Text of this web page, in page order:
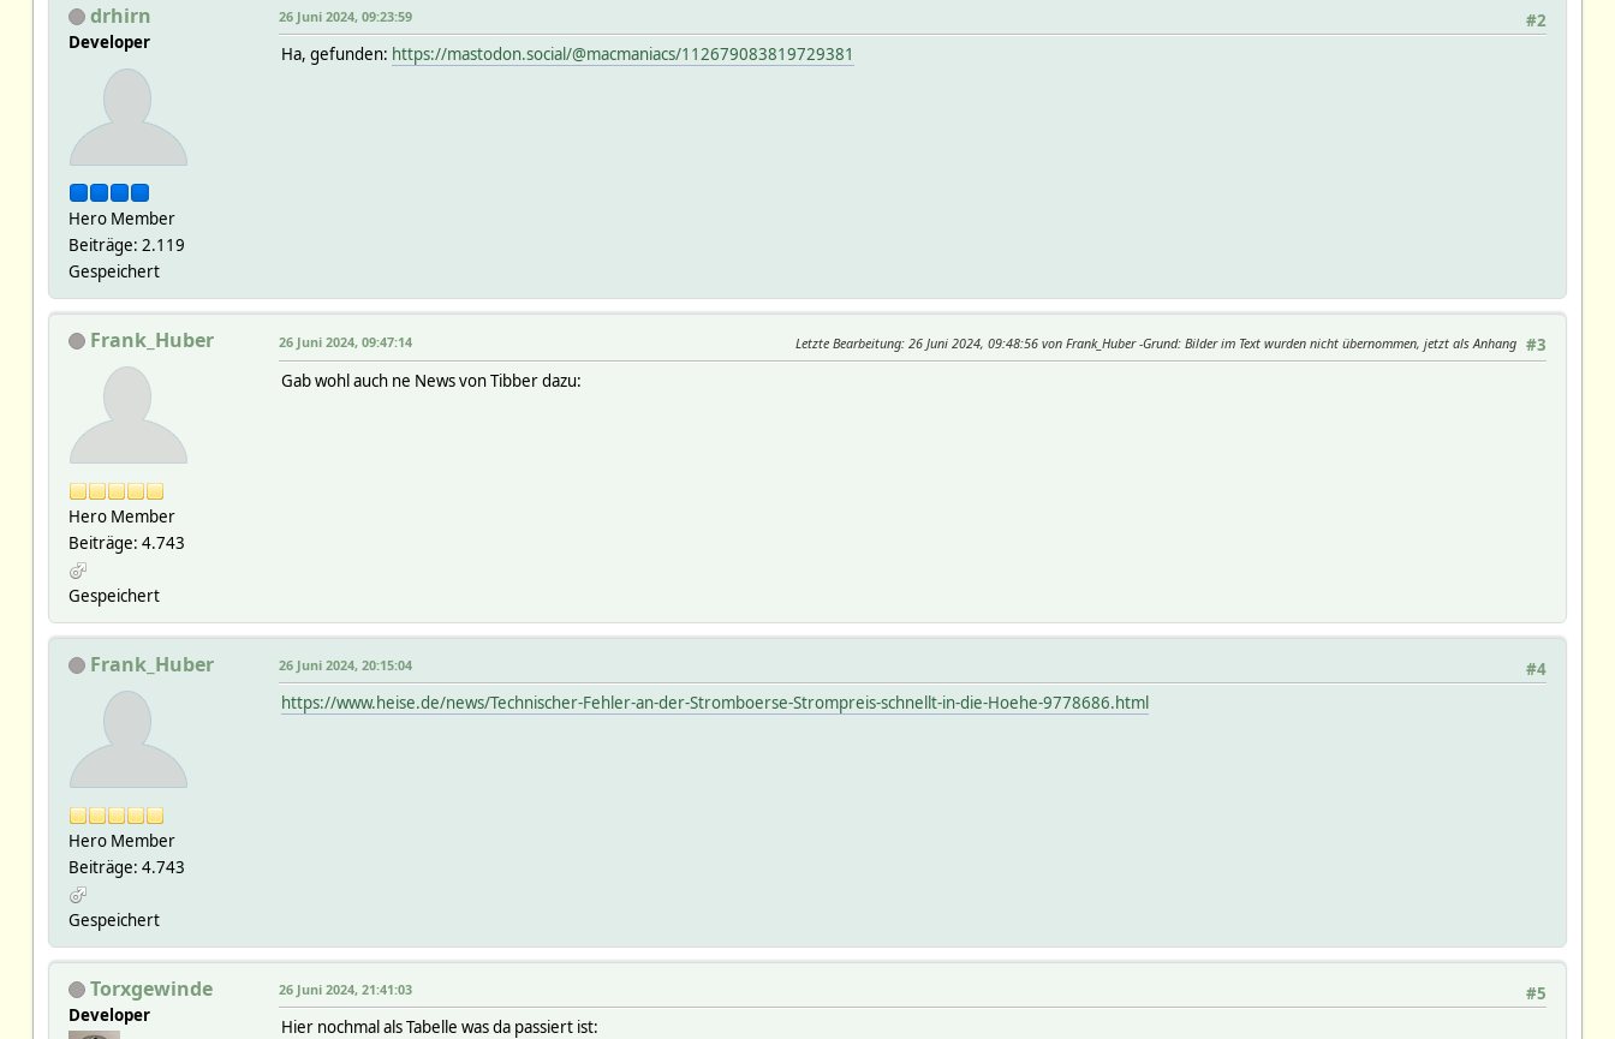
drhirn
Developer
Hero Member
Beiträge: 2.119
Gespeichert
#2
26 Juni 2024, 09:23:59
Ha, gefunden: https://mastodon.social/@macmaniacs/112679083819729381
Frank_Huber
Hero Member
Beiträge: 4.743
Gespeichert
#3
26 Juni 2024, 09:47:14 Letzte Bearbeitung: 26 Juni 2024, 09:48:56 von Frank_Huber Grund: Bilder im Text wurden nicht übernommen, jetzt als Anhang
Gab wohl auch ne News von Tibber dazu:
Frank_Huber
Hero Member
Beiträge: 4.743
Gespeichert
#4
26 Juni 2024, 20:15:04
https://www.heise.de/news/Technischer-Fehler-an-der-Stromboerse-Strompreis-schnellt-in-die-Hoehe-9778686.html
Torxgewinde
Developer
#5
26 Juni 2024, 21:41:03
Hier nochmal als Tabelle was da passiert ist: